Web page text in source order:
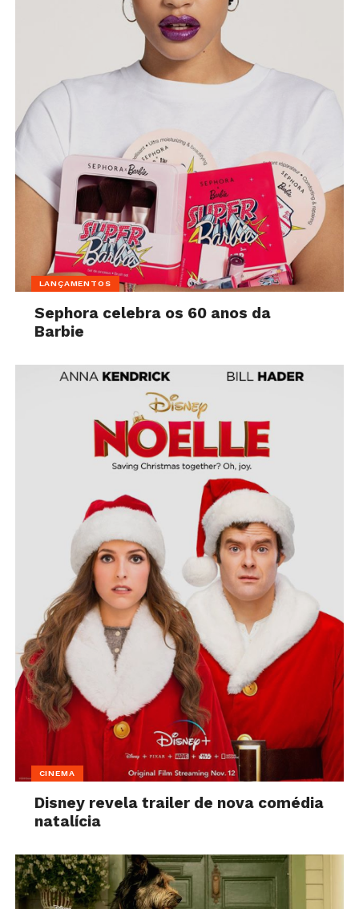
LANÇAMENTOS
Sephora celebra os 60 anos da
Barbie
CINEMA
Disney revela trailer de nova comédia
natalícia